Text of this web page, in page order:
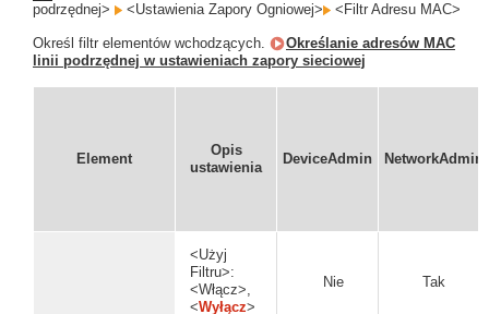
podrzędnej>
<Ustawienia Zapory Ogniowej> <Filtr Adresu MAC>
Określ filtr elementów wchodzących.
Określanie adresów MAC
linii podrzędnej w ustawieniach zapory sieciowej
Element
Opis
ustawienia
DeviceAdmin NetworkAdmin
<Użyj
Filtru>:
<Włącz>,
<Wyłącz>
Nie Tak